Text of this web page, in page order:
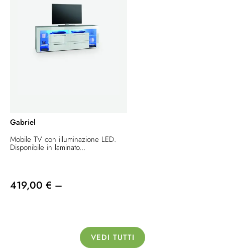
Gabriel
Mobile TV con illuminazione LED.
Disponibile in laminato...
419,00 € –
VEDI TUTTI